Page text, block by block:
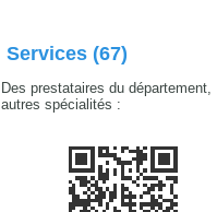
Services (67)
Des prestataires du département,
autres spécialités :